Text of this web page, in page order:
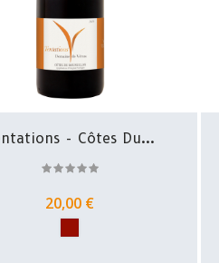
- Côtes Du...
20,00 €